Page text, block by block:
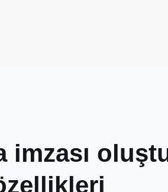
imzası